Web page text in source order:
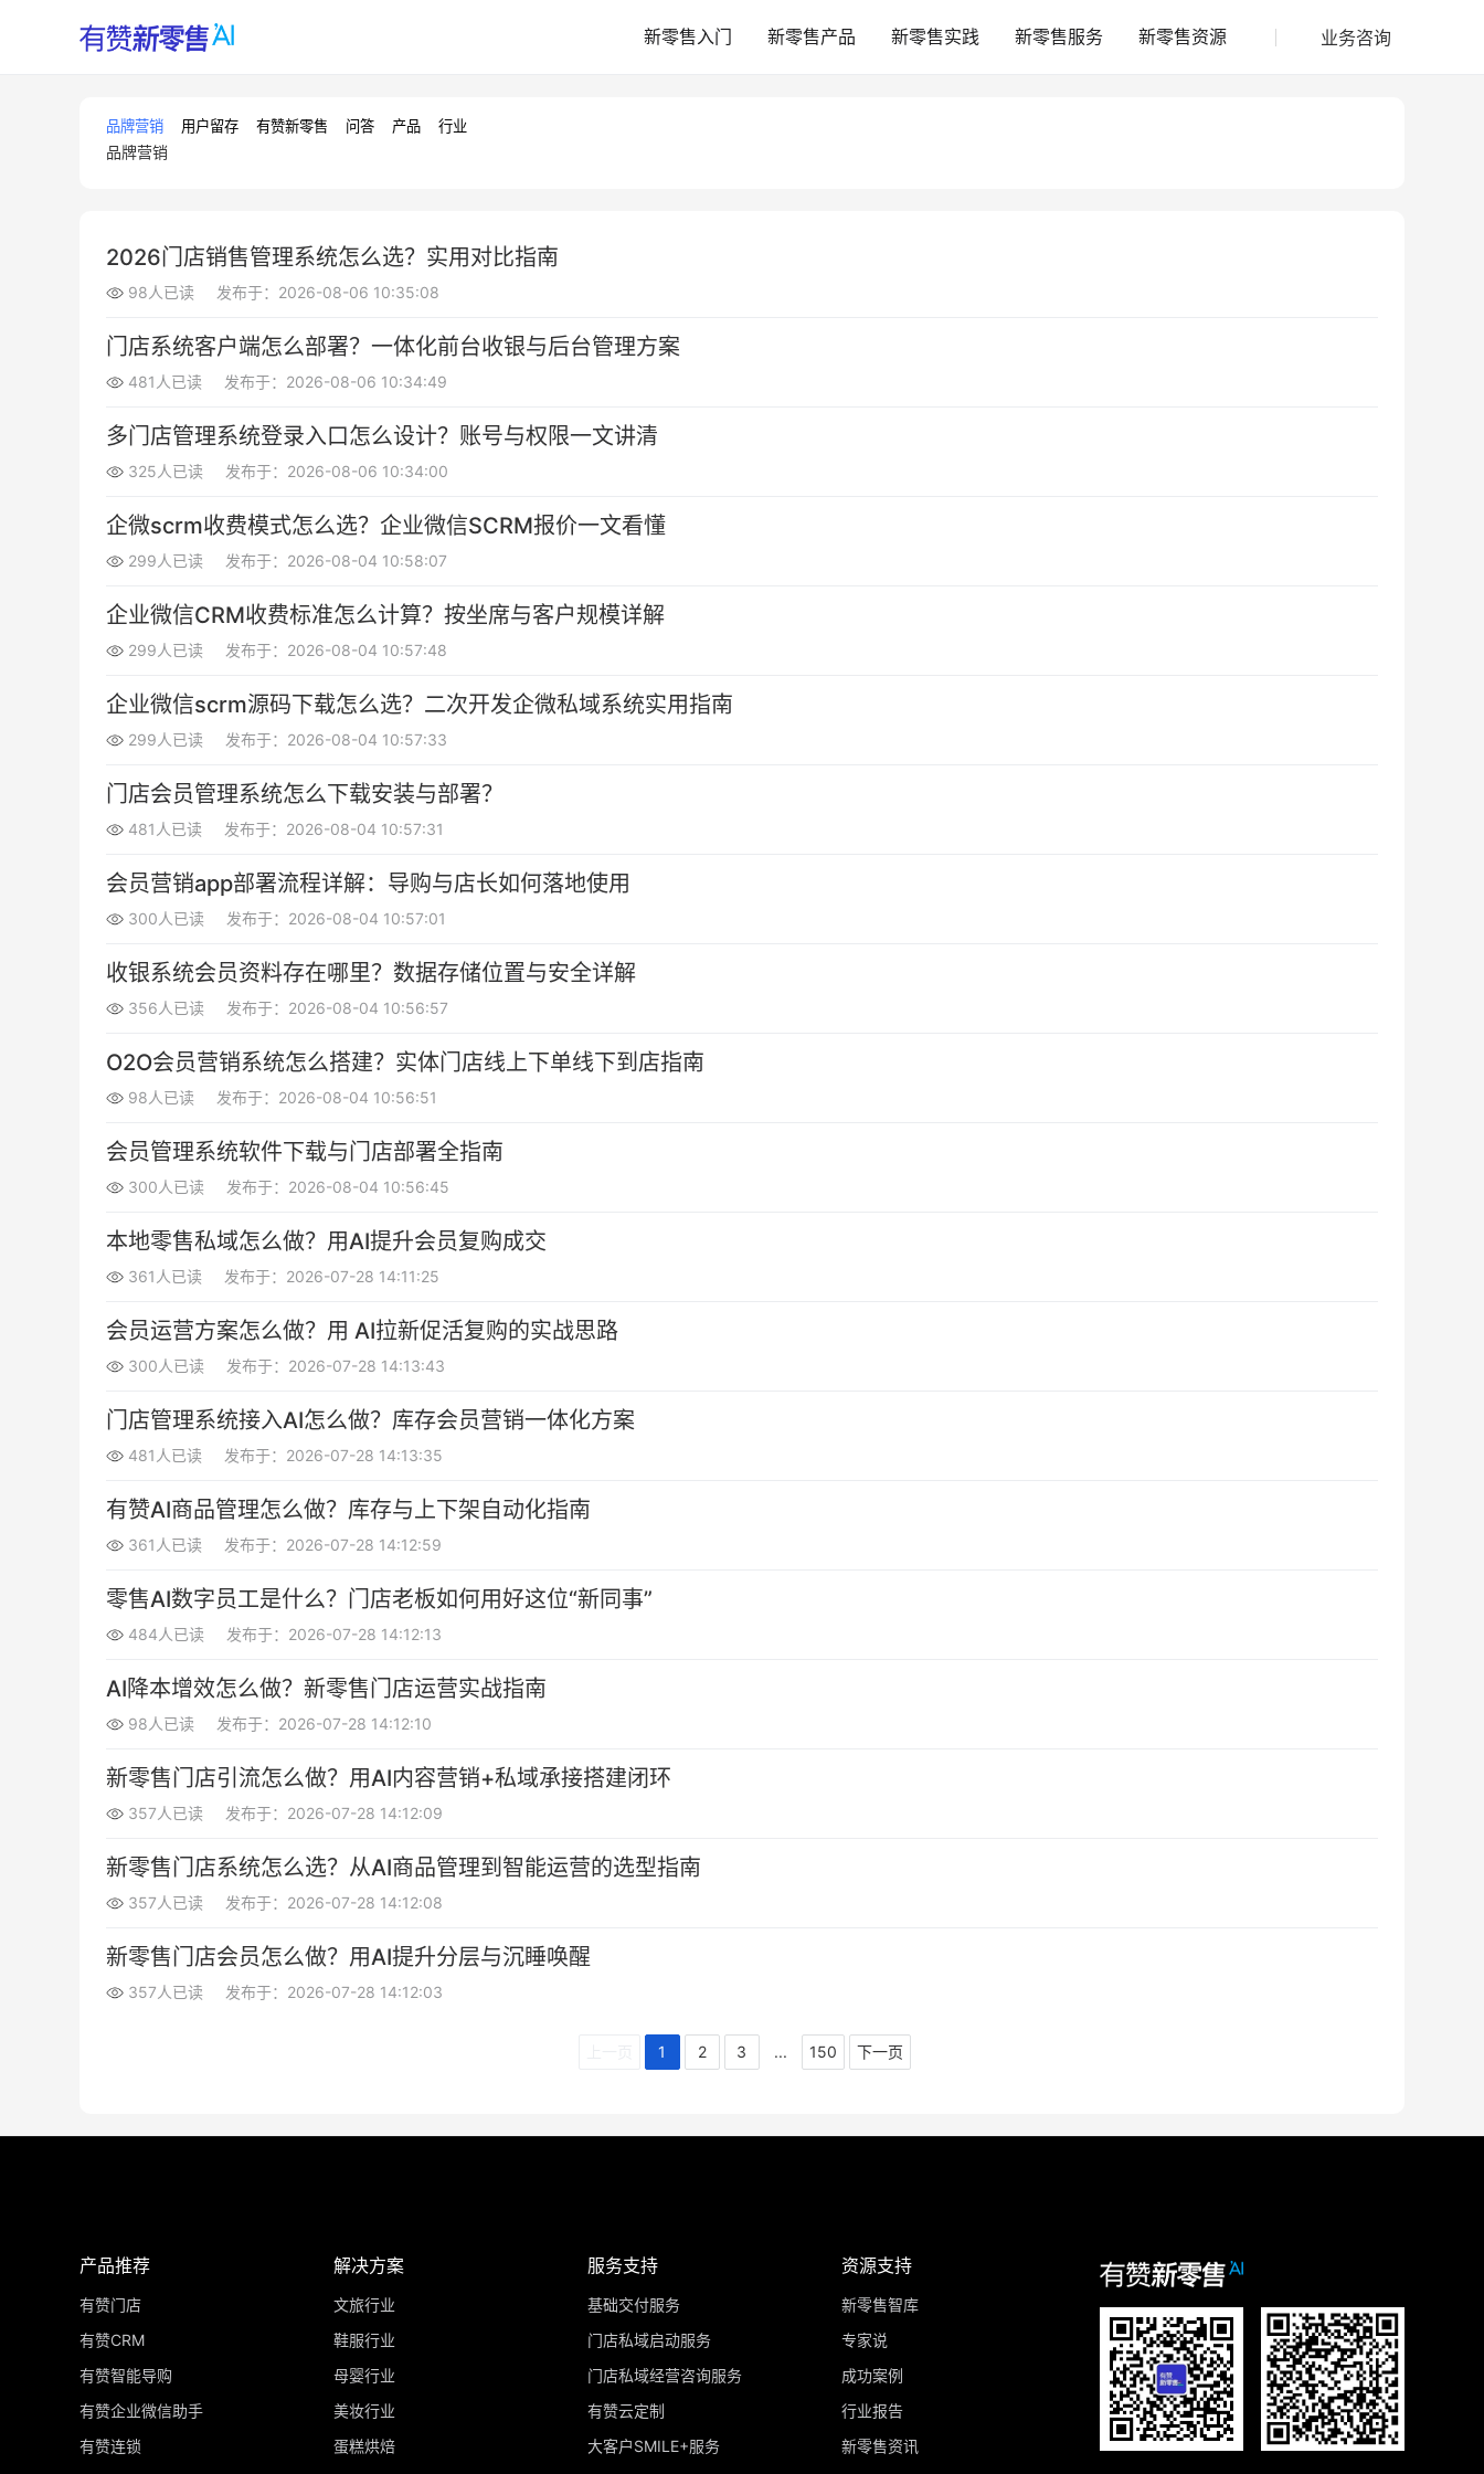
新零售入门 新零售产品 新零售实践 新零售服务 新零售资源 业务咨询
品牌营销 用户留存 有赞新零售 问答 产品 行业
品牌营销
2026门店销售管理系统怎么选？实用对比指南
98人已读 发布于：2026-08-06 10:35:08
门店系统客户端怎么部署？一体化前台收银与后台管理方案
481人已读 发布于：2026-08-06 10:34:49
多门店管理系统登录入口怎么设计？账号与权限一文讲清
325人已读 发布于：2026-08-06 10:34:00
企微scrm收费模式怎么选？企业微信SCRM报价一文看懂
299人已读 发布于：2026-08-04 10:58:07
企业微信CRM收费标准怎么计算？按坐席与客户规模详解
299人已读 发布于：2026-08-04 10:57:48
企业微信scrm源码下载怎么选？二次开发企微私域系统实用指南
299人已读 发布于：2026-08-04 10:57:33
门店会员管理系统怎么下载安装与部署？
481人已读 发布于：2026-08-04 10:57:31
会员营销app部署流程详解：导购与店长如何落地使用
300人已读 发布于：2026-08-04 10:57:01
收银系统会员资料存在哪里？数据存储位置与安全详解
356人已读 发布于：2026-08-04 10:56:57
O2O会员营销系统怎么搭建？实体门店线上下单线下到店指南
98人已读 发布于：2026-08-04 10:56:51
会员管理系统软件下载与门店部署全指南
300人已读 发布于：2026-08-04 10:56:45
本地零售私域怎么做？用AI提升会员复购成交
361人已读 发布于：2026-07-28 14:11:25
会员运营方案怎么做？用 AI拉新促活复购的实战思路
300人已读 发布于：2026-07-28 14:13:43
门店管理系统接入AI怎么做？库存会员营销一体化方案
481人已读 发布于：2026-07-28 14:13:35
有赞AI商品管理怎么做？库存与上下架自动化指南
361人已读 发布于：2026-07-28 14:12:59
零售AI数字员工是什么？门店老板如何用好这位“新同事”
484人已读 发布于：2026-07-28 14:12:13
AI降本增效怎么做？新零售门店运营实战指南
98人已读 发布于：2026-07-28 14:12:10
新零售门店引流怎么做？用AI内容营销+私域承接搭建闭环
357人已读 发布于：2026-07-28 14:12:09
新零售门店系统怎么选？从AI商品管理到智能运营的选型指南
357人已读 发布于：2026-07-28 14:12:08
新零售门店会员怎么做？用AI提升分层与沉睡唤醒
357人已读 发布于：2026-07-28 14:12:03
1 2 3 ... 150 下一页
产品推荐
有赞门店
有赞CRM
有赞智能导购
有赞企业微信助手
有赞连锁
解决方案
文旅行业
鞋服行业
母婴行业
美妆行业
蛋糕烘焙
服务支持
基础交付服务
门店私域启动服务
门店私域经营咨询服务
有赞云定制
大客户SMILE+服务
资源支持
新零售智库
专家说
成功案例
行业报告
新零售资讯